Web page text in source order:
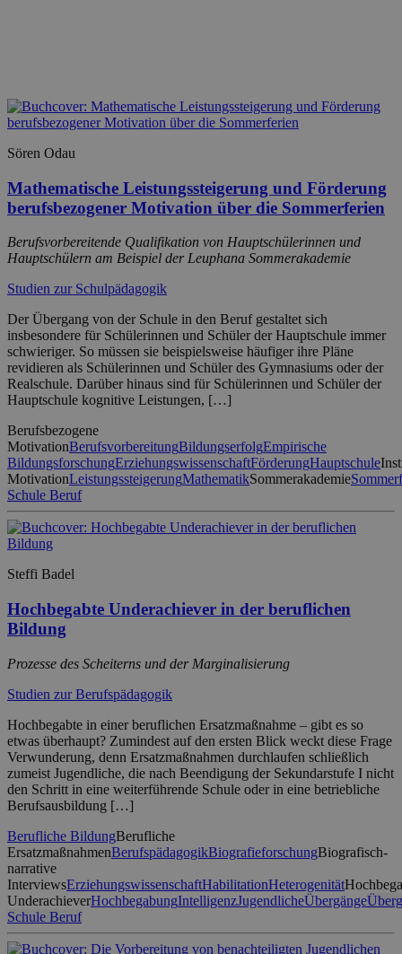
Sören Odau
Mathematische Leistungssteigerung und Förderung
berufsbezogener Motivation über die Sommerferien
Berufsvorbereitende Qualifikation von Hauptschülerinnen und
Hauptschülern am Beispiel der Leuphana Sommerakademie
Studien zur Schulpädagogik
Der Übergang von der Schule in den Beruf gestaltet sich
insbesondere für Schülerinnen und Schüler der Hauptschule immer
schwieriger. So müssen sie beispielsweise häufiger ihre Pläne
revidieren als Schülerinnen und Schüler des Gymnasiums oder der
Realschule. Darüber hinaus sind für Schülerinnen und Schüler der
Hauptschule kognitive Leistungen, […]
Berufsbezogene
MotivationBerufsvorbereitungBildungserfolgEmpirische
BildungsforschungErziehungswissenschaftFörderungHauptschule
MotivationLeistungssteigerungMathematikSommerakademie
Schule Beruf
Steffi Badel
Hochbegabte Underachiever in der beruflichen
Bildung
Prozesse des Scheiterns und der Marginalisierung
Studien zur Berufspädagogik
Hochbegabte in einer beruflichen Ersatzmaßnahme – gibt es so
etwas überhaupt? Zumindest auf den ersten Blick weckt diese Frage
Verwunderung, denn Ersatzmaßnahmen durchlaufen schließlich
zumeist Jugendliche, die nach Beendigung der Sekundarstufe I nicht
den Schritt in eine weiterführende Schule oder in eine betriebliche
Berufsausbildung […]
Berufliche BildungBerufliche
ErsatzmaßnahmenBerufspädagogikBiografieforschungBiografisch-
narrative
InterviewsErziehungswissenschaftHabilitationHeterogenität
UnderachieverHochbegabungIntelligenzJugendlicheÜbergänge
Schule Beruf